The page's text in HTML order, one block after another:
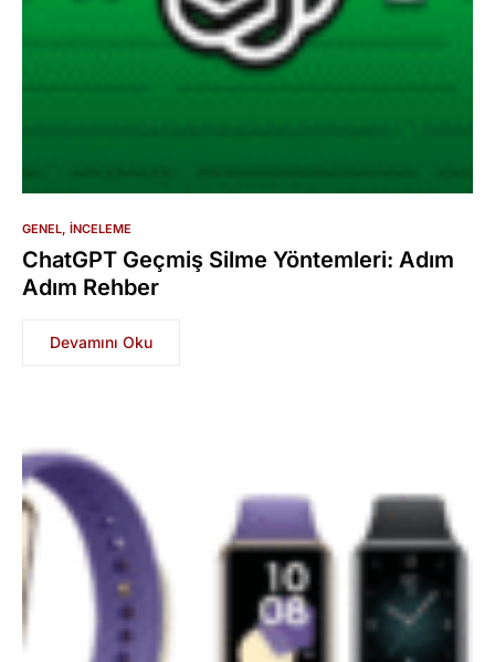
GENEL İNCELEME
ChatGPT Geçmiş Silme Yöntemleri: Adım
Adım Rehber
Devamını Oku